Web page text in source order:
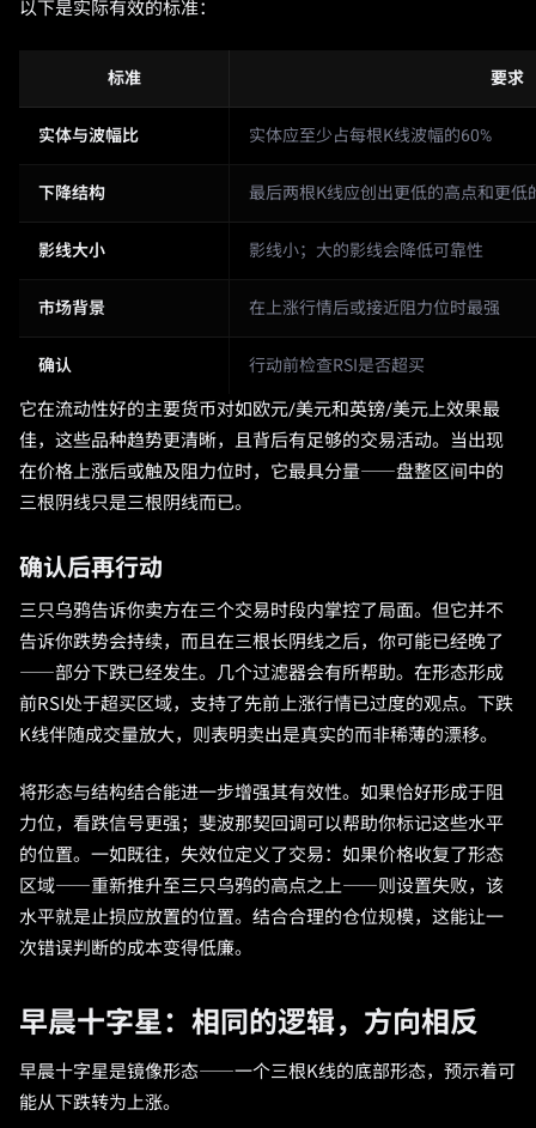
以下是实际有效的标准：
标准 要求
实体与波幅比 实体应至少占每根K线波幅的60%
下降结构 最后两根K线应创出更低的高点和更低
影线大小 影线小；大的影线会降低可靠性
市场背景 在上涨行情后或接近阻力位时最强
确认 行动前检查RSI是否超买
它在流动性好的主要货币对如欧元/美元和英镑/美元上效果最
佳，这些品种趋势更清晰，且背后有足够的交易活动。当出现
在价格上涨后或触及阻力位时，它最具分量——盘整区间中的
三根阴线只是三根阴线而已。
确认后再行动
三只乌鸦告诉你卖方在三个交易时段内掌控了局面。但它并不
告诉你跌势会持续，而且在三根长阴线之后，你可能已经晚了
——部分下跌已经发生。几个过滤器会有所帮助。在形态形成
前RSI处于超买区域，支持了先前上涨行情已过度的观点。下跌
K线伴随成交量放大，则表明卖出是真实的而非稀薄的漂移。
将形态与结构结合能进一步增强其有效性。如果恰好形成于阻
力位，看跌信号更强；斐波那契回调可以帮助你标记这些水平
的位置。一如既往，失效位定义了交易：如果价格收复了形态
区域——重新推升至三只乌鸦的高点之上——则设置失败，该
水平就是止损应放置的位置。结合合理的仓位规模，这能让一
次错误判断的成本变得低廉。
早晨十字星：相同的逻辑，方向相反
早晨十字星是镜像形态——一个三根K线的底部形态，预示着可
能从下跌转为上涨。